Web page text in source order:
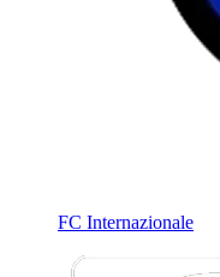
FC Internazionale